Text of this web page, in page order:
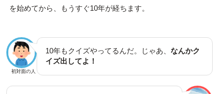
を始めてから、もうすぐ10年が経ちます。
初対面の人
10年もクイズやってるんだ。じゃあ、なんかク
イズ出してよ！